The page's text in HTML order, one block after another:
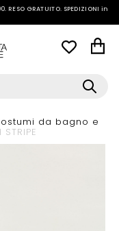
RESO GRATUITO. SPEDIZIONI in
da bagno e